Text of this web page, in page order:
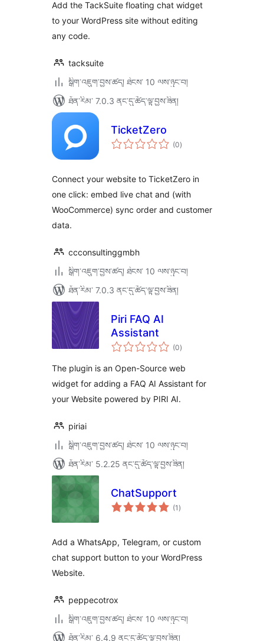
Add the TackSuite floating chat widget
to your WordPress site without editing
any code.
tacksuite
སྒྲིག་འཇུག་བྱས་ཚད། ཐེངས་ 10 ལས་ཉུང་བ།
ཐོན་རིམ་ 7.0.3 ནང་དུ་ཚོད་ལྟ་བྱས་ཟིན།
TicketZero
(0གདེང་
འཇོག་
)
Connect your website to TicketZero in
one click: embed live chat and (with
WooCommerce) sync order and customer
data.
ccconsultinggmbh
སྒྲིག་འཇུག་བྱས་ཚད། ཐེངས་ 10 ལས་ཉུང་བ།
ཐོན་རིམ་ 7.0.3 ནང་དུ་ཚོད་ལྟ་བྱས་ཟིན།
Piri FAQ AI
Assistant
(0གདེང་
འཇོག་
ཚང་།
)
The plugin is an Open-Source web
widget for adding a FAQ AI Assistant for
your Website powered by PIRI AI.
piriai
སྒྲིག་འཇུག་བྱས་ཚད། ཐེངས་ 10 ལས་ཉུང་བ།
ཐོན་རིམ་ 5.2.25 ནང་དུ་ཚོད་ལྟ་བྱས་ཟིན།
ChatSupport
(1 གདེང་
འཇོག་
)
Add a WhatsApp, Telegram, or custom
chat support button to your WordPress
Website.
peppecotrox
སྒྲིག་འཇུག་བྱས་ཚད། ཐེངས་ 10 ལས་ཉུང་བ།
ཐོན་རིམ་ 6.4.9 ནང་དུ་ཚོད་ལྟ་བྱས་ཟིན།